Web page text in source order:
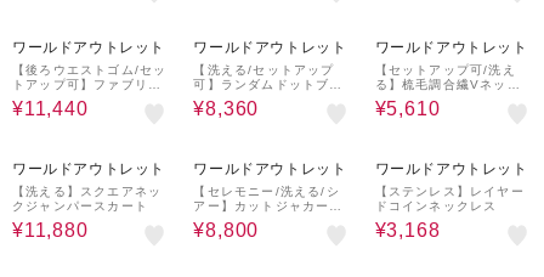
ワールドアウトレット
【後ろウエストゴム/セッ
トアップ可】ファブリカ
タックスカート
¥11,440
ワールドアウトレット
【洗える/セットアップ
可】ランダムドットブラ
ウス
¥8,360
ワールドアウトレット
【セットアップ可/洗え
る】梳毛調合繊Vネック
ベスト
¥5,610
ワールドアウトレット
【洗える】スクエアネッ
クジャンパースカート
¥11,880
ワールドアウトレット
【セレモニー/洗える/シ
アー】カットジャカード
ボウタイブラウス
¥8,800
ワールドアウトレット
【ステンレス】レイヤー
ドコインネックレス
¥3,168